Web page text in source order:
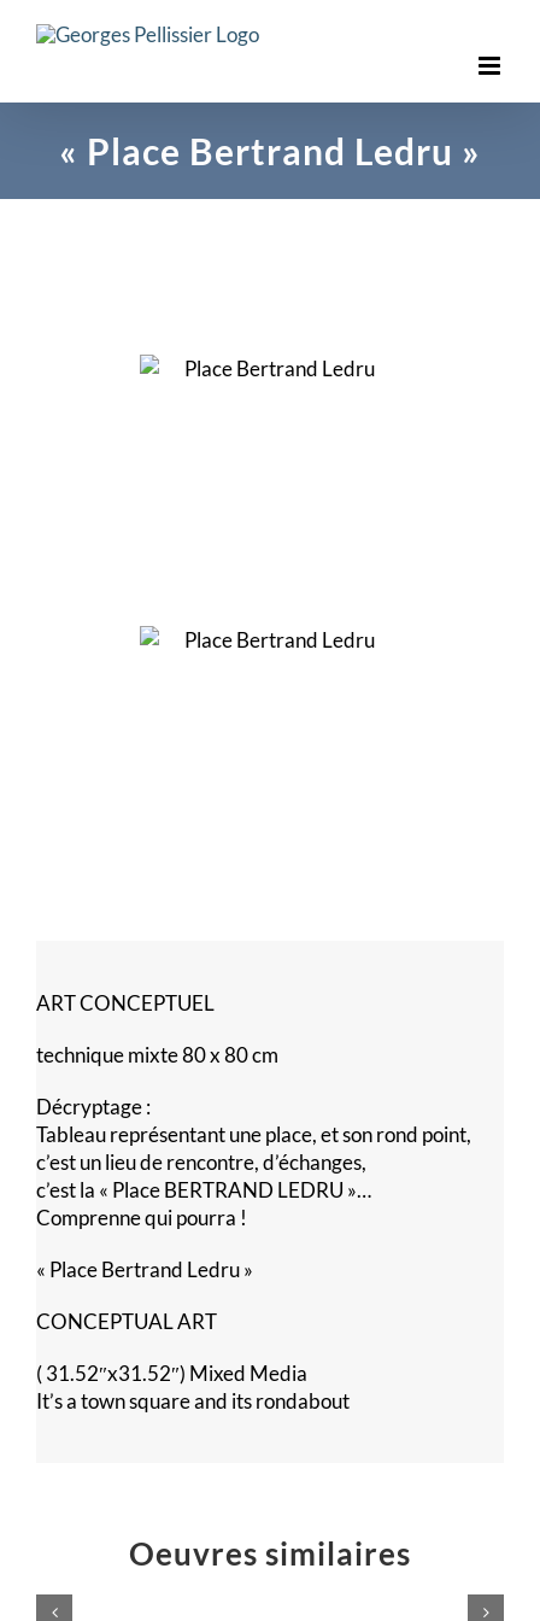
« Place Bertrand Ledru »
ART CONCEPTUEL
technique mixte 80 x 80 cm
Décryptage :
Tableau représentant une place, et son rond point,
c’est un lieu de rencontre, d’échanges,
c’est la « Place BERTRAND LEDRU »…
Comprenne qui pourra !
« Place Bertrand Ledru »
CONCEPTUAL ART
( 31.52″x31.52″) Mixed Media
It’s a town square and its rondabout
Oeuvres similaires